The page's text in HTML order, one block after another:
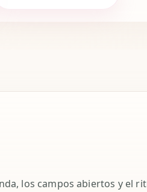
los campos abiertos y el